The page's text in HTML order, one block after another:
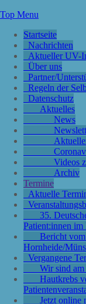
Top Menu
Startseite
Nachrichten
Aktueller UV-
Über uns
Partner/
Regeln der
Datenschutz
Aktuelles
News
Videos
Archiv
Termine
Aktuelle
35.
Patient:innen im
Bericht
Hornheide/
Vergangene
Wir sind
Hautkrebs
Jetzt online